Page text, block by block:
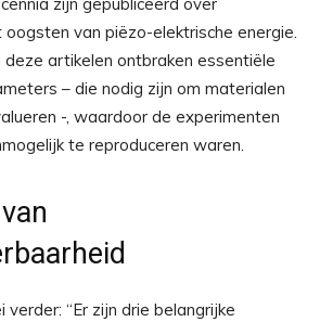
zijn gepubliceerd over
van piëzo-elektrische energie.
deze artikelen ontbraken essentiële
– die nodig zijn om materialen
-, waardoor de experimenten
te reproduceren waren.
“Er zijn drie belangrijke